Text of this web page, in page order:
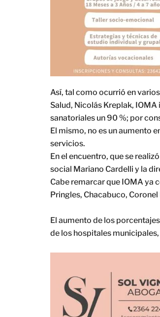
Así, tal como ocurrió en
Salud, Nicolás Kreplak,
sanatoriales un 90 %; por
El mismo, no es un aumento
servicios.
En el encuentro, que se
social Mariano Cardelli y la
Cabe remarcar que IOMA ya
Pringles, Chacabuco,
El aumento de los
de los hospitales